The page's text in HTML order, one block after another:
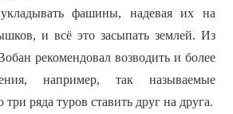
фашины, надевая их на
и всё это засыпать землей. Из
рекомендовал возводить и более
например, так называемые
три ряда туров ставить друг на друга.